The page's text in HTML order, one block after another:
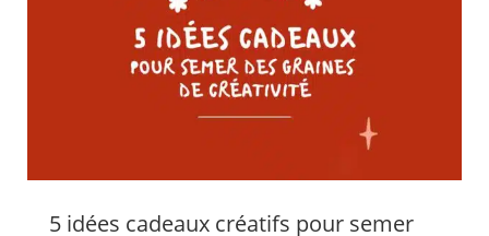
5 idées cadeaux créatifs pour semer